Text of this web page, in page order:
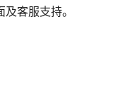
客服支持。